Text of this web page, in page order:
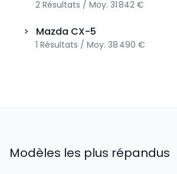
2 Résultats / Moy. 31 842 €
> Mazda CX-5
1 Résultats / Moy. 38 490 €
Modèles les plus répandus